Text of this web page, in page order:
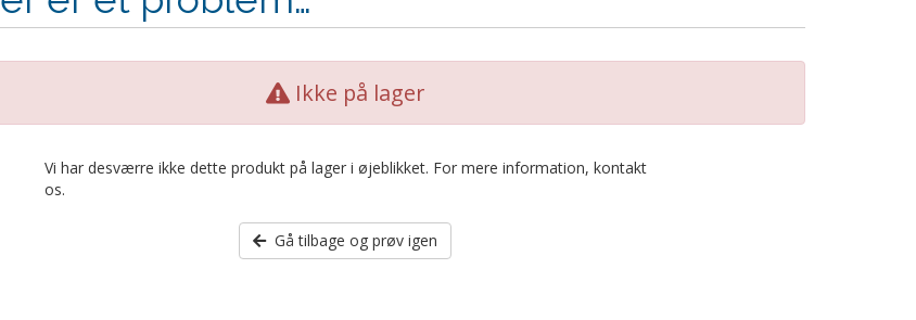
Ikke på lager
Vi har desværre ikke dette produkt på lager i øjeblikket. For mere information, kontakt
os.
Gå tilbage og prøv igen